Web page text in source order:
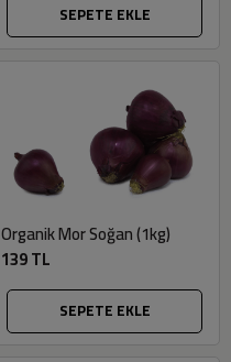
SEPETE EKLE
Organik Mor Soğan (1kg)
139 TL
SEPETE EKLE